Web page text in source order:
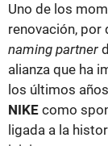
Uno de los
renovación, por
naming partner
alianza que ha
los últimos
NIKE como
ligada a la